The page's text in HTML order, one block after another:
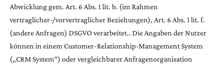
Abwicklung gem. Art. 6 Abs. 1 lit. b. (im Rahmen
vertraglicher-/vorvertraglicher Beziehungen), Art. 6 Abs. 1 lit. f.
(andere Anfragen) DSGVO verarbeitet.. Die Angaben der Nutzer
können in einem Customer-Relationship-Management System
(„CRM System“) oder vergleichbarer Anfragenorganisation